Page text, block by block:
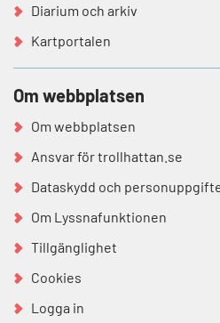
Diarium och arkiv
Kartportalen
Om webbplatsen
Om webbplatsen
Ansvar för trollhattan.se
Dataskydd och
Om Lyssnafunktionen
Tillgänglighet
Cookies
Logga in